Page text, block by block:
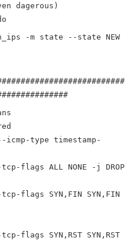
dagerous)
-m state --state NEW
type timestamp-
flags ALL NONE -j DROP
flags SYN,FIN SYN,FIN
flags SYN,RST SYN,RST